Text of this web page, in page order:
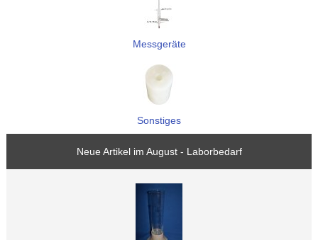
Messgeräte
Sonstiges
Neue Artikel im August - Laborbedarf